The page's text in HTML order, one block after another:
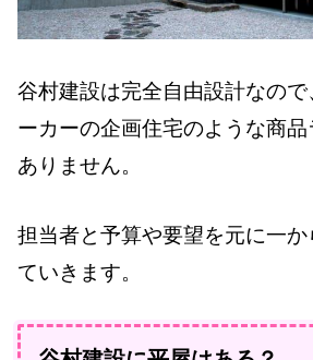
谷村建設は完全自由設計なので
ーカーの企画住宅のような商
ありません。
担当者と予算や要望を元に一か
ていきます。